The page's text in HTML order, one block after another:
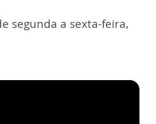
segunda a sexta-feira,